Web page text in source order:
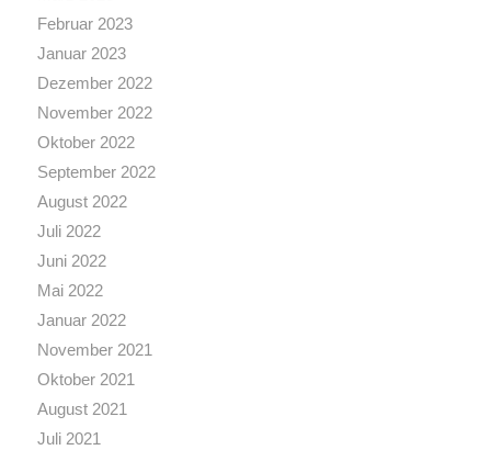
Februar 2023
Januar 2023
Dezember 2022
November 2022
Oktober 2022
September 2022
August 2022
Juli 2022
Juni 2022
Mai 2022
Januar 2022
November 2021
Oktober 2021
August 2021
Juli 2021